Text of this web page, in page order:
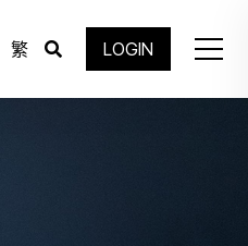
繁 LOGIN